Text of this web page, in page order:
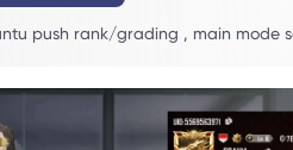
push rank/grading , main mode